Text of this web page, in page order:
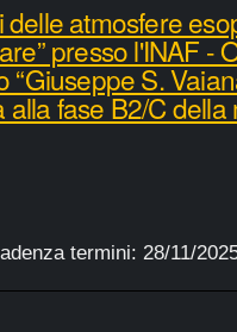
delle atmosfere
presso l'INAF -
“Giuseppe S.
alla fase B2/C
termini: 28/11/